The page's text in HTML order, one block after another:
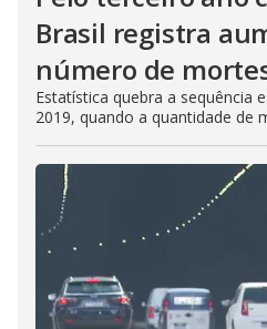
Brasil registra
número de
Estatística quebra a sequência
2019, quando a quantidade de